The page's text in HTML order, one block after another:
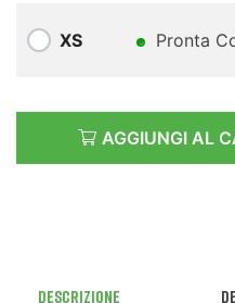
XS Pronta
AGGIUNGI AL
Descrizione